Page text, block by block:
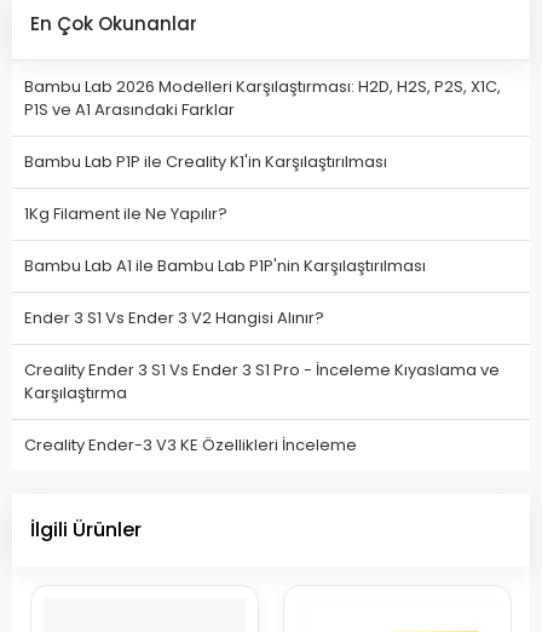
En Çok Okunanlar
Bambu Lab 2026 Modelleri Karşılaştırması: H2D, H2S, P2S, X1C,
P1S ve A1 Arasındaki Farklar
Bambu Lab P1P ile Creality K1'in Karşılaştırılması
1Kg Filament ile Ne Yapılır?
Bambu Lab A1 ile Bambu Lab P1P'nin Karşılaştırılması
Ender 3 S1 Vs Ender 3 V2 Hangisi Alınır?
Creality Ender 3 S1 Vs Ender 3 S1 Pro - İnceleme Kıyaslama ve
Karşılaştırma
Creality Ender-3 V3 KE Özellikleri İnceleme
İlgili Ürünler